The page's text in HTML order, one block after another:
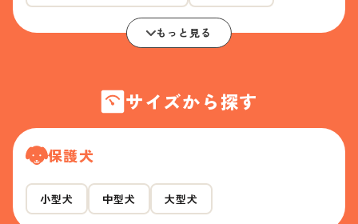
もっと見る
サイズから探す
保護犬
小型犬 中型犬 大型犬